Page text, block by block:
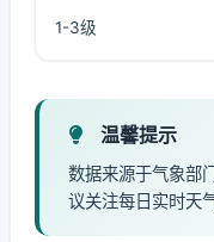
1-3级
温馨提示
数据来源于气象部
议关注每日实时天